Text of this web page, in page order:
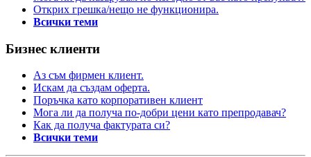
Открих грешка/нещо не функционира.
Всички теми
Бизнес клиенти
Аз съм фирмен клиент.
Искам да създам оферта.
Поръчка като корпоративен клиент
Мога ли да получа по-добри цени като препродавач?
Как да получа фактурата си?
Всички теми